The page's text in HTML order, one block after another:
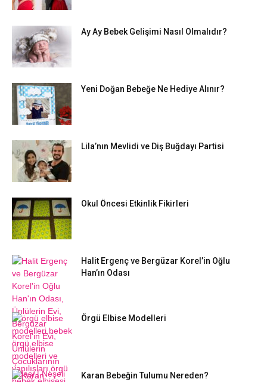
Ay Ay Bebek Gelişimi Nasıl Olmalıdır?
Yeni Doğan Bebeğe Ne Hediye Alınır?
Lila’nın Mevlidi ve Diş Buğdayı Partisi
Okul Öncesi Etkinlik Fikirleri
Halit Ergenç ve Bergüzar Korel’in Oğlu
Han’ın Odası
Örgü Elbise Modelleri
Karan Bebeğin Tulumu Nereden?